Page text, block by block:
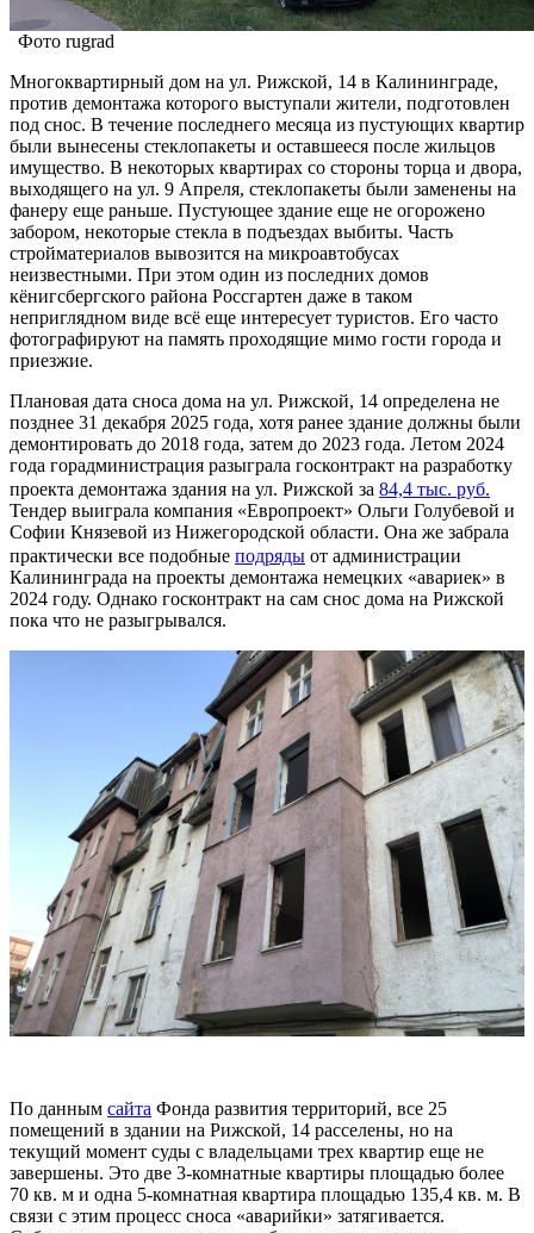
Фото rugrad
Многоквартирный дом на ул. Рижской, 14 в Калининграде,
против демонтажа которого выступали жители, подготовлен
под снос. В течение последнего месяца из пустующих квартир
были вынесены стеклопакеты и оставшееся после жильцов
имущество. В некоторых квартирах со стороны торца и двора,
выходящего на ул. 9 Апреля, стеклопакеты были заменены на
фанеру еще раньше. Пустующее здание еще не огорожено
забором, некоторые стекла в подъездах выбиты. Часть
стройматериалов вывозится на микроавтобусах
неизвестными. При этом один из последних домов
кёнигсбергского района Россгартен даже в таком
неприглядном виде всё еще интересует туристов. Его часто
фотографируют на память проходящие мимо гости города и
приезжие.
Плановая дата сноса дома на ул. Рижской, 14 определена не
позднее 31 декабря 2025 года, хотя ранее здание должны были
демонтировать до 2018 года, затем до 2023 года. Летом 2024
года горадминистрация разыграла госконтракт на разработку
проекта демонтажа здания на ул. Рижской за 84,4 тыс. руб.
Тендер выиграла компания «Европроект» Ольги Голубевой и
Софии Князевой из Нижегородской области. Она же забрала
практически все подобные подряды от администрации
Калининграда на проекты демонтажа немецких «авариек» в
2024 году. Однако госконтракт на сам снос дома на Рижской
пока что не разыгрывался.
По данным сайта Фонда развития территорий, все 25
помещений в здании на Рижской, 14 расселены, но на
текущий момент суды с владельцами трех квартир еще не
завершены. Это две 3-комнатные квартиры площадью более
70 кв. м и одна 5-комнатная квартира площадью 135,4 кв. м. В
связи с этим процесс сноса «аварийки» затягивается.